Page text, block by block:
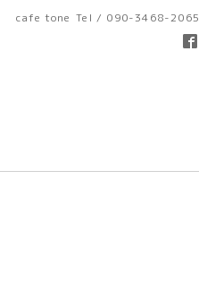
cafe tone Tel / 090-3468-2065